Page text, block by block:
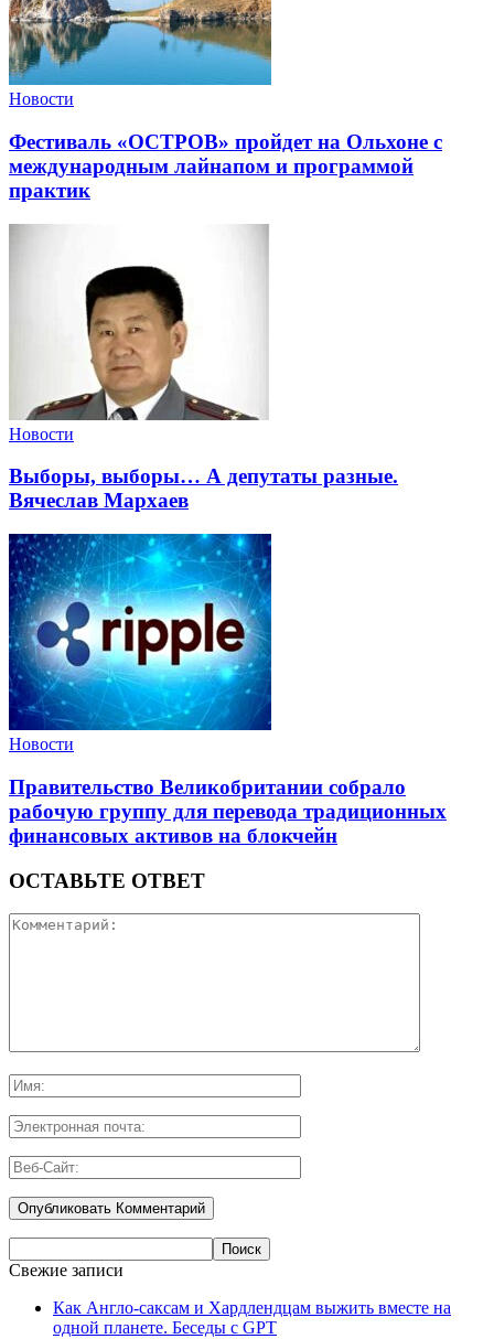
Новости
Фестиваль «ОСТРОВ» пройдет на Ольхоне с
международным лайнапом и программой
практик
Новости
Выборы, выборы… А депутаты разные.
Вячеслав Мархаев
Новости
Правительство Великобритании собрало
рабочую группу для перевода традиционных
финансовых активов на блокчейн
ОСТАВЬТЕ ОТВЕТ
Свежие записи
Как Англо-саксам и Хардлендцам выжить вместе на
одной планете. Беседы с GPT